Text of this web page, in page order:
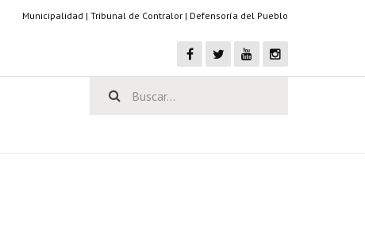
Municipalidad | Tribunal de Contralor | Defensoría del Pueblo